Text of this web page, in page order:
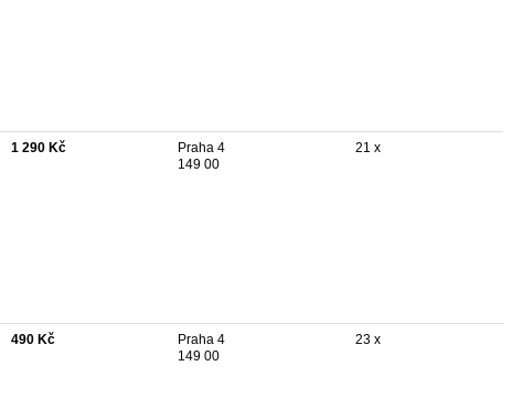
1 290 Kč
Praha 4
149 00
21 x
490 Kč
Praha 4
149 00
23 x